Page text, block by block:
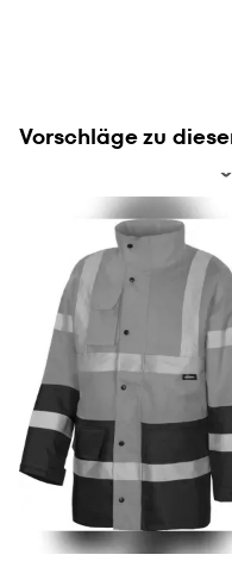
Vorschläge zu